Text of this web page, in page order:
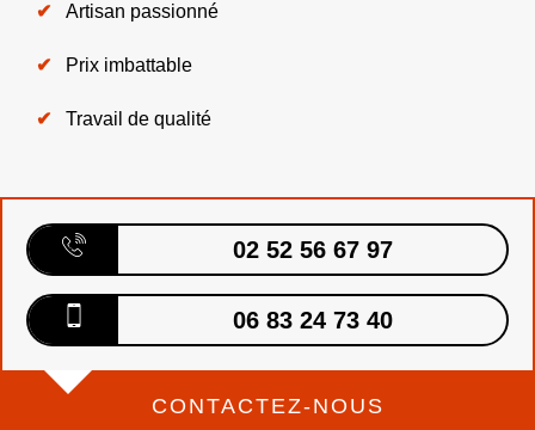
Artisan passionné
Prix imbattable
Travail de qualité
02 52 56 67 97
06 83 24 73 40
CONTACTEZ-NOUS